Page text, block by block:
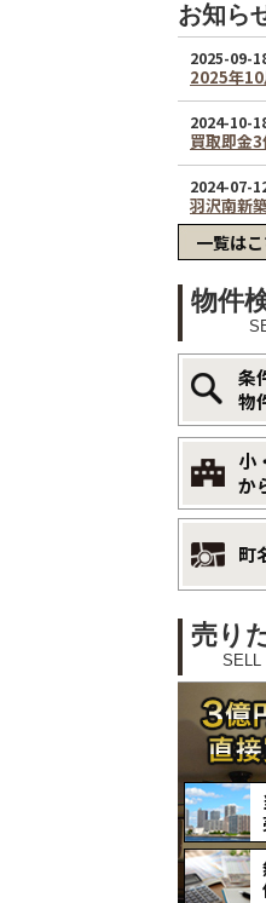
お知ら
一覧は
物件
条
物
小
か
町
売り
SELL